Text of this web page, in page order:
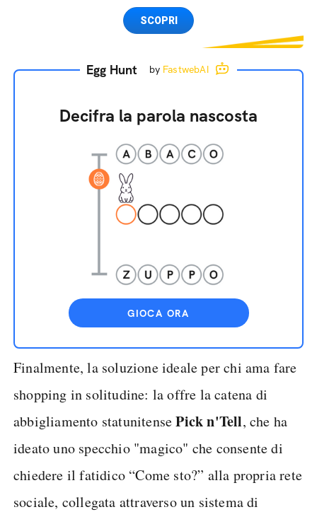
Spedizione SIM GRATISSCOPRI
Egg Hunt by FastwebAI
Decifra la parola nascosta
GIOCA ORA
Finalmente, la soluzione ideale per chi ama fare
shopping in solitudine: la offre la catena di
abbigliamento statunitensePick n'Tell, che ha
ideato uno specchio "magico" che consente di
chiedere il fatidico “Come sto?” alla propria rete
sociale, collegata attraverso un sistema di